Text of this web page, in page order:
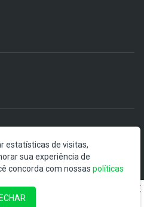
de cunho jornalístico, que
da informação. Nossas
como boletins
e não como uma
estatísticas de visitas,
sua experiência de
concorda com nossas políticas